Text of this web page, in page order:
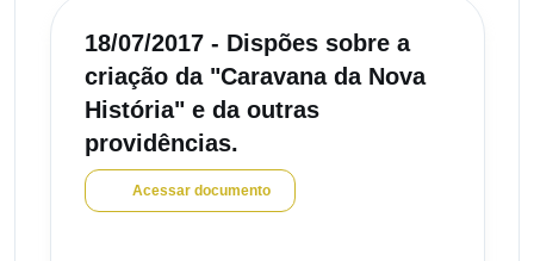
18/07/2017 - Dispões sobre a
criação da "Caravana da Nova
História" e da outras
providências.
Acessar documento